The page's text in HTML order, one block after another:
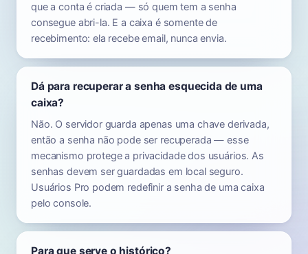
que a conta é criada — só quem tem a senha
consegue abri-la. E a caixa é somente de
recebimento: ela recebe email, nunca envia.
Dá para recuperar a senha esquecida de uma
caixa?
Não. O servidor guarda apenas uma chave derivada,
então a senha não pode ser recuperada — esse
mecanismo protege a privacidade dos usuários. As
senhas devem ser guardadas em local seguro.
Usuários Pro podem redefinir a senha de uma caixa
pelo console.
Para que serve o histórico?